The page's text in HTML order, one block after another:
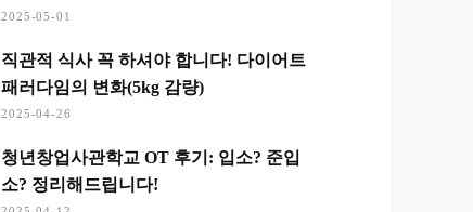
2025-05-01
직관적 식사 꼭 하셔야 합니다! 다이어트
패러다임의 변화(5kg 감량)
2025-04-26
청년창업사관학교 OT 후기: 입소? 준입
소? 정리해드립니다!